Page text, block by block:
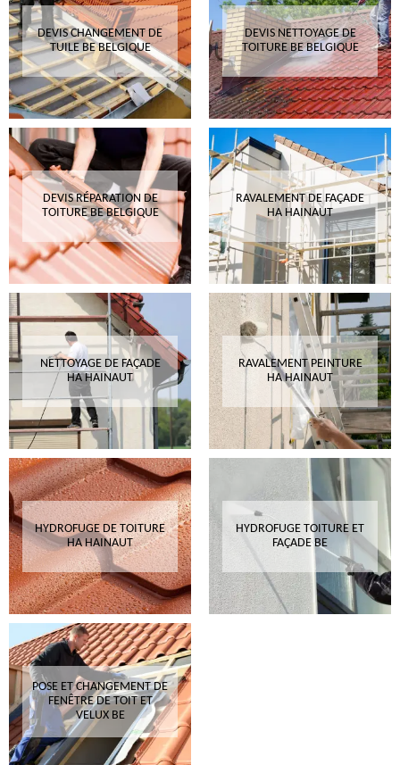
DEVIS CHANGEMENT DE
TUILE BE BELGIQUE
DEVIS NETTOYAGE DE
TOITURE BE BELGIQUE
DEVIS RÉPARATION DE
TOITURE BE BELGIQUE
RAVALEMENT DE FAÇADE
HA HAINAUT
NETTOYAGE DE FAÇADE
HA HAINAUT
RAVALEMENT PEINTURE
HA HAINAUT
HYDROFUGE DE TOITURE
HA HAINAUT
HYDROFUGE TOITURE ET
FAÇADE BE
POSE ET CHANGEMENT DE
FENÊTRE DE TOIT ET
VELUX BE